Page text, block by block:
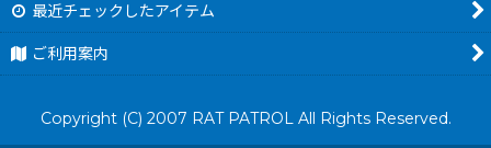
最近チェックしたアイテム
ご利用案内
Copyright (C) 2007 RAT PATROL All Rights Reserved.